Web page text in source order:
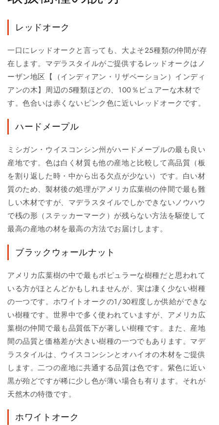
レッドオーク
一口にレッドオークと言っても、大よそ25種類の仲間が存
在します。マデラスタイルがご提供するレッドオークはノ
ーザン地区【（インディアン・リザベーション）インディ
アンの木】周辺の5種類ほどの、100％ピュアーな木材で
す。色合いは赤くないピンク色に近いレッドオークです。
ハードメープル
ミシガン・ウイスコンシン州がハードメープルの最も良い
産地です。色は白く材質も他の産地と比較して高品質（板
を割り返した時・中から出る欠点が少ない）です。白い材
質のため、製材後の処理がアメリカ広葉樹の仲間で最も難
しい木材ですが、マデラスタイルでしかできないノウハウ
で桟の形（ステッカーマーク）が残らない方法を駆使して
最高の産地の材を最高の方法でお届けします。
ブラックウォールナット
アメリカ広葉樹の中で最もポピュラーな樹種だと思われて
いる方がほとんどかもしれませんが、実は凄く少ない樹種
の一つです。ホワイトオークの1/30程度しか供給ができな
い樹種です。世界中で多く使われていますが、アメリカ広
葉樹の仲間で最も品質低下が著しい樹種です。また、産地
間の品質と価格差が大きい樹種の一つでもあります。マデ
ラスタイルは、ウイスコンシンとオハイオの木材をご提供
します。二つの産地に共通する品質は色です。紫色に近い
黒が殆どですが稀に少し色が薄い場合も有ります。それが
天然木の特徴です。
ホワイトオーク